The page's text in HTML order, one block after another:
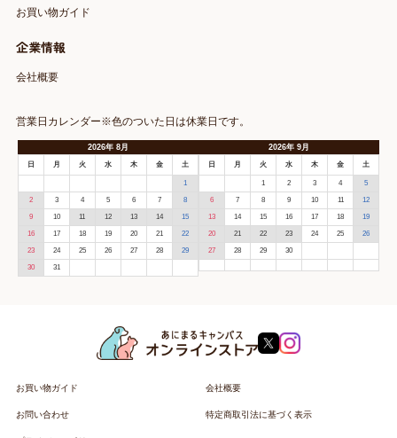
お買い物ガイド
企業情報
会社概要
営業日カレンダー※色のついた日は休業日です。
2026年 8月
日 月 火 水 木 金 土
1
2 3 4 5 6 7 8
9 10 11 12 13 14 15
16 17 18 19 20 21 22
23 24 25 26 27 28 29
30 31
2026年9月
日 月 火 水 木 金 土
1 2 3 4 5
6 7 8 9 10 11 12
13 14 15 16 17 18 19
20 21 22 23 24 25 26
27 28 29 30
お買い物ガイド 会社概要
お問い合わせ 特定商取引法に基づく表示